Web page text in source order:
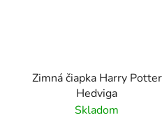
Zimná čiapka Harry Potter
Hedviga
Skladom